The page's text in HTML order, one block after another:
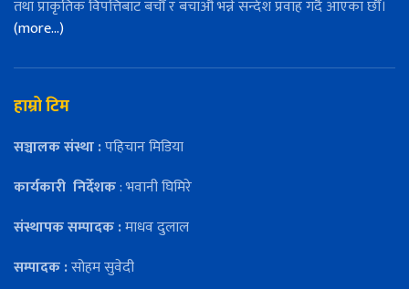
तथा प्राकृतिक विपत्तिबाट बचौँ र बचाऔँ भन्ने सन्देश प्रवाह गर्दै आएका छौँ।
(more…)
हाम्रो टिम
सञ्चालक संस्था :पहिचान मिडिया
कार्यकारी निर्देशक: भवानी घिमिरे
संस्थापक सम्पादक :माधव दुलाल
सम्पादक :सोहम सुवेदी